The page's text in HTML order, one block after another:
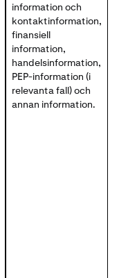
information och
kontaktinformation,
finansiell
information,
handelsinformation,
PEP-information (i
relevanta fall) och
annan information.